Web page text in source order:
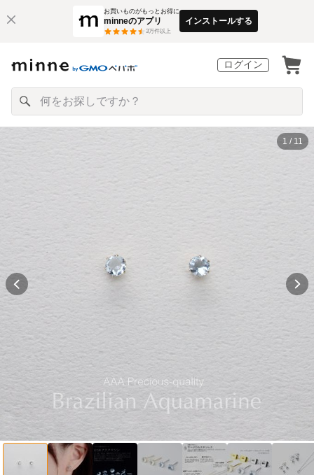
お買いものがもっとお得に
minneのアプリ
3万件以上
インストールする
ログイン
1 / 11